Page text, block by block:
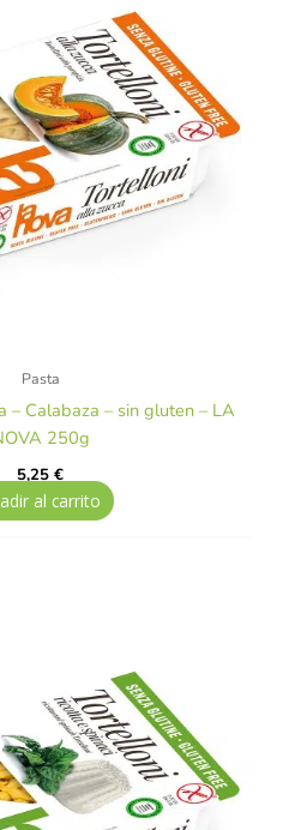
Pasta
– Calabaza – sin gluten – LA
250g
5,25€
al carrito